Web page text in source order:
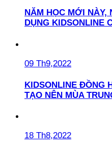
NĂM HỌC MỚI
DỤNG KIDSONLINE
09 Th9,2022
KIDSONLINE ĐỒNG
TẠO NÊN MÙA
18 Th8,2022